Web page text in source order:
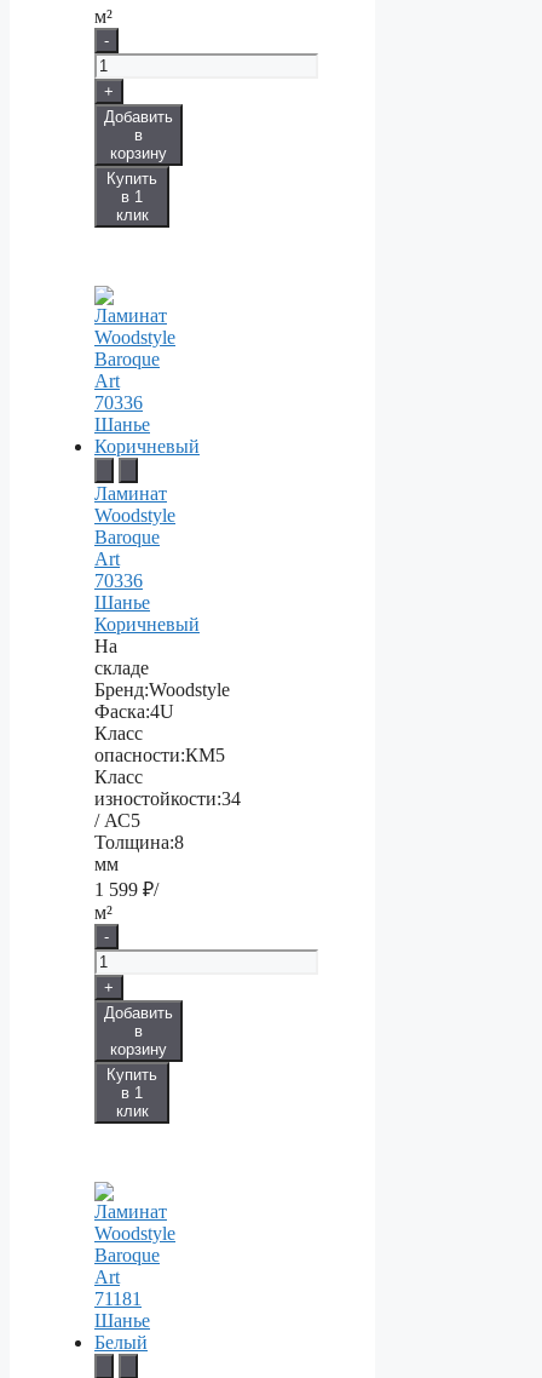
м²
-
+
Добавить
в
корзину
Купить
в 1
клик
Ламинат
Woodstyle
Baroque
Art
70336
Шанье
Коричневый
На
складе
Бренд:Woodstyle
Фаска:4U
Класс
опасности:КМ5
Класс
изностойкости:34
/ АС5
Толщина:8
мм
1 599 ₽/
м²
-
+
Добавить
в
корзину
Купить
в 1
клик